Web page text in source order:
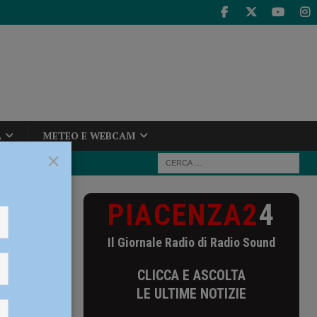
METEO E WEBCAM
garanzia:
PIACENZA24
Il Giornale Radio di Radio Sound
CLICCA E ASCOLTA
LE ULTIME NOTIZIE
×